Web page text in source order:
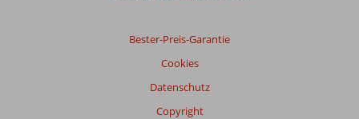
Bester-Preis-Garantie
Cookies
Datenschutz
Copyright